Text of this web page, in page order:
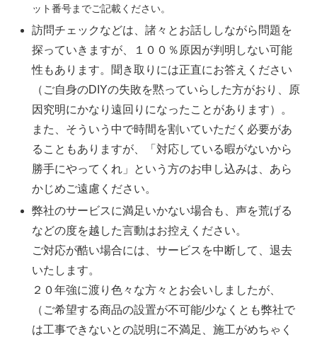
ット番号までご記載ください。
訪問チェックなどは、諸々とお話ししながら問題を
探っていきますが、１００％原因が判明しない可能
性もあります。聞き取りには正直にお答えください
（ご自身のDIYの失敗を黙っていらした方がおり、原
因究明にかなり遠回りになったことがあります）。
また、そういう中で時間を割いていただく必要があ
ることもありますが、「対応している暇がないから
勝手にやってくれ」という方のお申し込みは、あら
かじめご遠慮ください。
弊社のサービスに満足いかない場合も、声を荒げる
などの度を越した言動はお控えください。
ご対応が酷い場合には、サービスを中断して、退去
いたします。
２０年強に渡り色々な方々とお会いしましたが、
（ご希望する商品の設置が不可能/少なくとも弊社で
は工事できないとの説明に不満足、施工がめちゃく